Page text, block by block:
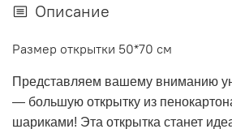
Описание
Размер открытки 50*70 см
Представляем вашему вниманию
— большую открытку из
шариками! Эта открытка станет